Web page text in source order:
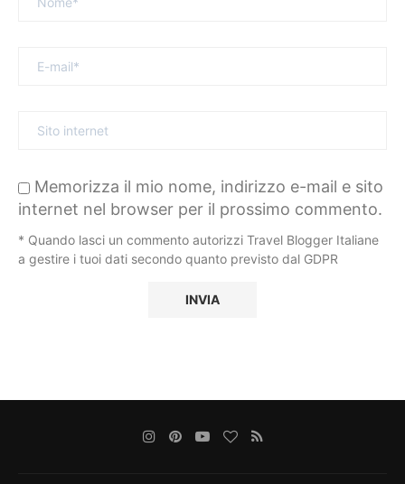
Memorizza il mio nome, indirizzo e-mail e sito
internet nel browser per il prossimo commento.
* Quando lasci un commento autorizzi Travel Blogger Italiane
a gestire i tuoi dati secondo quanto previsto dal GDPR